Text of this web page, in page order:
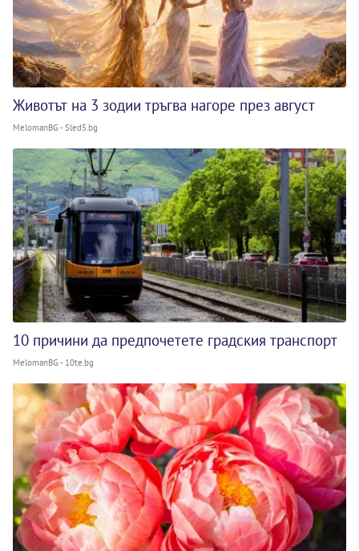
Животът на 3 зодии тръгва нагоре през август
MelomanBG - Sled5.bg
10 причини да предпочетете градския транспорт
MelomanBG - 10te.bg